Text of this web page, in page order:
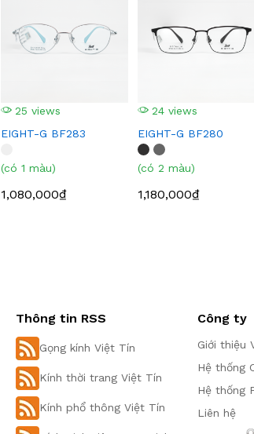
25 views
EIGHT-G BF283
(có 1 màu)
1,080,000₫
24 views
EIGHT-G BF280
(có 2 màu)
1,180,000₫
Thông tin RSS
Gọng kính Việt Tín
Kính thời trang Việt Tín
Kính phổ thông Việt Tín
Công ty
Giới thiệu
Hệ thống
Hệ thống
Liên hệ